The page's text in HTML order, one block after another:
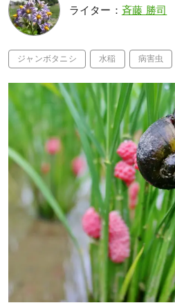
ライター： 斉藤 勝司
ジャンボタニシ 水稲 病害虫